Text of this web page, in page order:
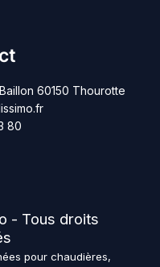
60150 Thourotte
80
- Tous droits
pour chaudières,